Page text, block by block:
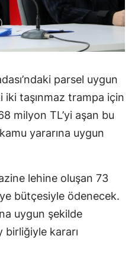
parsel uygun
iki taşınmaz trampa için
milyon TL’yi aşan bu
yararına uygun
lehine oluşan 73
bütçesiyle ödenecek.
uygun şekilde
birliğiyle kararı